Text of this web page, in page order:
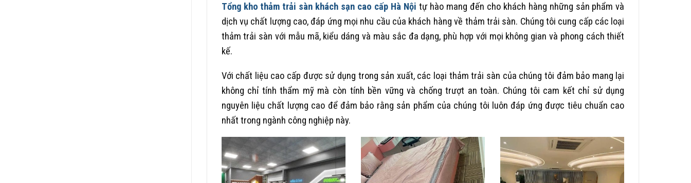
Tổng kho thảm trải sàn khách sạn cao cấp Hà Nội tự hào mang đến cho khách hàng những sản phẩm và
dịch vụ chất lượng cao, đáp ứng mọi nhu cầu của khách hàng về thảm trải sàn. Chúng tôi cung cấp các loại
thảm trải sàn với mẫu mã, kiểu dáng và màu sắc đa dạng, phù hợp với mọi không gian và phong cách thiết
kế.
Với chất liệu cao cấp được sử dụng trong sản xuất, các loại thảm trải sàn của chúng tôi đảm bảo mang lại
không chỉ tính thẩm mỹ mà còn tính bền vững và chống trượt an toàn. Chúng tôi cam kết chỉ sử dụng
nguyên liệu chất lượng cao để đảm bảo rằng sản phẩm của chúng tôi luôn đáp ứng được tiêu chuẩn cao
nhất trong ngành công nghiệp này.